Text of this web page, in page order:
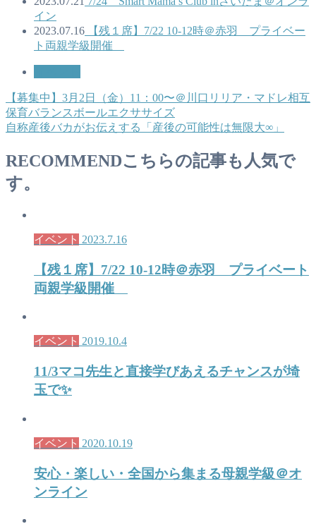
イン
2023.07.16 【残１席】7/22 10-12時＠赤羽 プライベー
ト両親学級開催
【募集中】3月2日（金）11：00〜＠川口リリア・マドレ相互
保育バランスボールエクササイズ
自称産後バカがお伝えする「産後の可能性は無限大∞」
RECOMMENDこちらの記事も人気で
す。
イベント 2023.7.16
【残１席】7/22 10-12時＠赤羽 プライベート
両親学級開催
イベント 2019.10.4
11/3マコ先生と直接学びあえるチャンスが埼
玉で✨
イベント 2020.10.19
安心・楽しい・全国から集まる母親学級＠オ
ンライン